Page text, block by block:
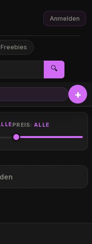
Freebies
🔍
Anmelden
PREIS:ALLE